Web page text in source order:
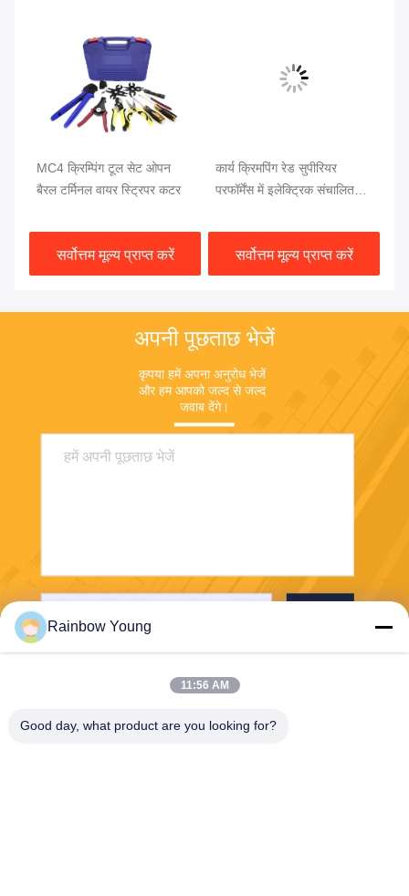
MC4 क्रिम्पिंग टूल सेट ओपन
बैरल टर्मिनल वायर स्ट्रिपर कटर
सर्वोत्तम मूल्य प्राप्त करें
कार्य क्रिमपिंग रेड सुपीरियर
परफॉर्मेंस में इलेक्ट्रिक संचालित
सर्वोत्तम मूल्य प्राप्त करें
अपनी पूछताछ भेजें
कृपया हमें अपना अनुरोध भेजें
और हम आपको जल्द से जल्द
जवाब देंगे।
Rainbow Young
11:56 AM
Good day, what product are you looking for?